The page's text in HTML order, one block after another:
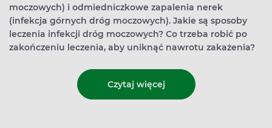
moczowych) i odmiedniczkowe zapalenia nerek
(infekcja górnych dróg moczowych). Jakie są sposoby
leczenia infekcji dróg moczowych? Co trzeba robić po
zakończeniu leczenia, aby uniknąć nawrotu zakażenia?
Czytaj więcej